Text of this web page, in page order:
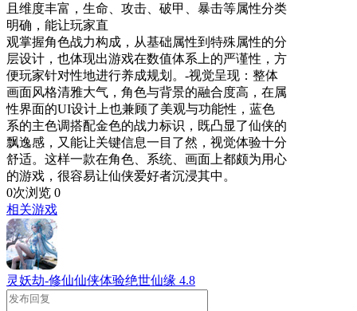
且维度丰富，生命、攻击、破甲、暴击等属性分类
明确，能让玩家直
观掌握角色战力构成，从基础属性到特殊属性的分
层设计，也体现出游戏在数值体系上的严谨性，方
便玩家针对性地进行养成规划。-视觉呈现：整体
画面风格清雅大气，角色与背景的融合度高，在属
性界面的UI设计上也兼顾了美观与功能性，蓝色
系的主色调搭配金色的战力标识，既凸显了仙侠的
飘逸感，又能让关键信息一目了然，视觉体验十分
舒适。这样一款在角色、系统、画面上都颇为用心
的游戏，很容易让仙侠爱好者沉浸其中。
0次浏览 0
相关游戏
灵妖劫-修仙仙侠体验绝世仙缘 4.8